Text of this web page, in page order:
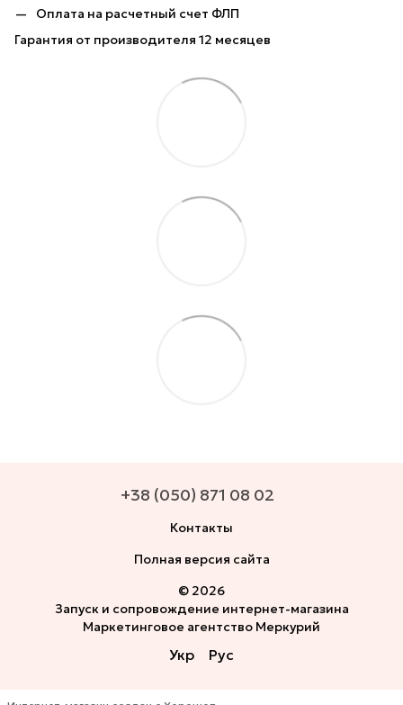
Оплата на расчетный счет ФЛП
Гарантия от производителя 12 месяцев
+38 (050) 871 08 02
Контакты
Полная версия сайта
© 2026
Запуск и сопровождение интернет-магазина
Маркетинговое агентство Меркурий
Укр Рус